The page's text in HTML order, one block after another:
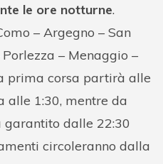
le ore notturne.
– Argegno – San
– Menaggio –
prima corsa partirà alle
alle 1:30, mentre da
garantito dalle 22:30
circoleranno dalla